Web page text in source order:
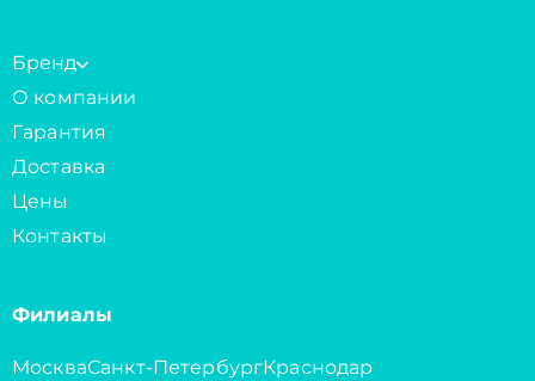
Бренд
О компании
Гарантия
Доставка
Цены
Контакты
Филиалы
МоскваСанкт-ПетербургКраснодар